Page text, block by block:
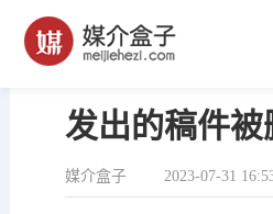
帮助中心 /业务问题/ 发出的稿件
发出的稿件被
媒介盒子 2023-07-31